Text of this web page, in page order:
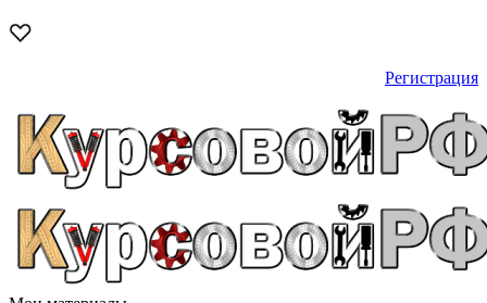
Регистрация